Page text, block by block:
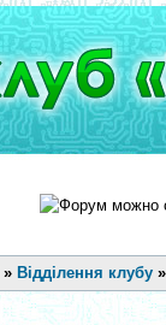
» Відділення клубу